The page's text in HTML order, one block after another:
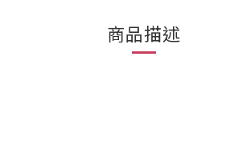
商品描述